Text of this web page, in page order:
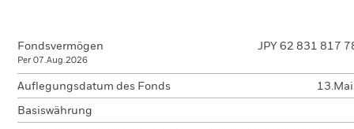
Fondsvermögen
Per 07.Aug.2026
JPY 62 831 817
Auflegungsdatum des Fonds
Basiswährung